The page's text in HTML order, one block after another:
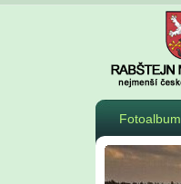
Fotoalbum